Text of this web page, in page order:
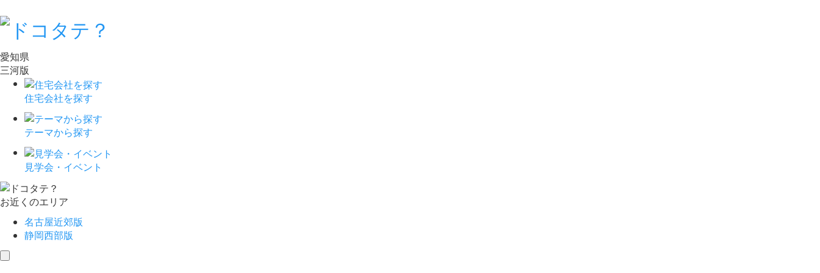
愛知県
三河版
住宅会社を探す
テーマから探す
見学会・イベント
お近くのエリア
名古屋近郊版
静岡西部版
toggle